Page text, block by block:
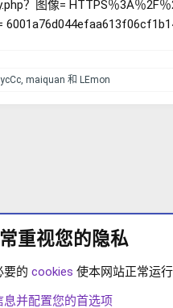
, maiquan 和 LEmon
重视您的隐私
要的 cookies 使本网站正常运
息并配置您的首选项